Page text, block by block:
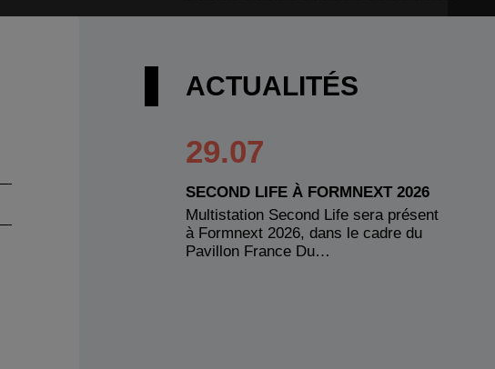
ACTUALITÉS
29.07
SECOND LIFE À FORMNEXT 2026
Multistation Second Life sera présent
à Formnext 2026, dans le cadre du
Pavillon France Du…